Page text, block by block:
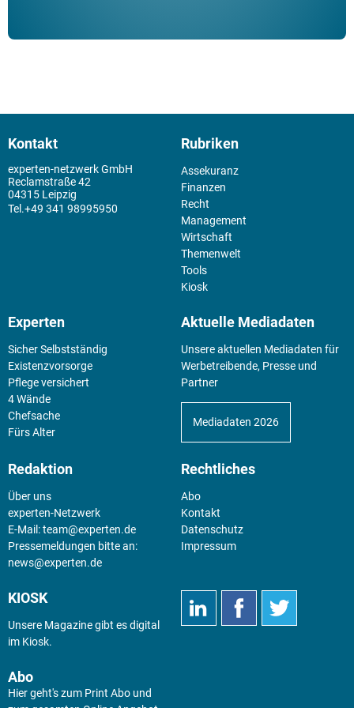
Kontakt
experten-netzwerk GmbH
Reclamstraße 42
04315 Leipzig
+49 341 98995950
Rubriken
Assekuranz
Finanzen
Recht
Management
Wirtschaft
Themenwelt
Tools
Kiosk
Experten
Sicher Selbstständig
Existenz­vorsorge
Pflege versichert
4 Wände
Chefsache
Fürs Alter
Aktuelle Mediadaten
Unsere aktuellen Mediadaten für
Werbetreibende, Presse und
Partner
Mediadaten 2026
Redaktion
Über uns
experten-Netzwerk
E-Mail:team@experten.de
Pressemeldungen bitte an:
news@experten.de
Rechtliches
Abo
Kontakt
Datenschutz
Impressum
KIOSK
Unsere Magazine gibt es digital
im Kiosk.
Abo
Hier geht's zum Print Abo und